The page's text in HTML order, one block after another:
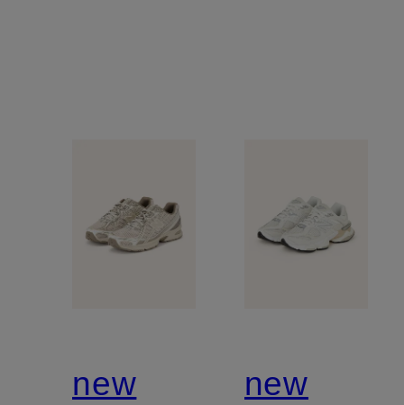
new new